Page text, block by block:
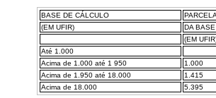
BASE DE CÁLCULO
(EM UFIR)
DA
(EM
Até 1.000
Acima de 1.000 até 1 950
1.000
Acima de 1.950 até 18.000
1.415
Acima de 18.000
5.395